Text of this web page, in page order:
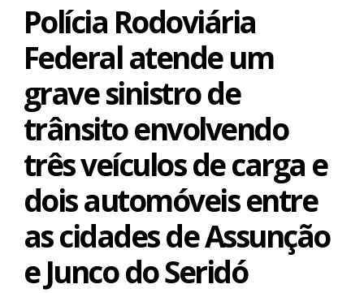
Polícia Rodoviária
Federal atende um
grave sinistro de
trânsito envolvendo
três veículos de carga e
dois automóveis entre
as cidades de Assunção
e Junco do Seridó